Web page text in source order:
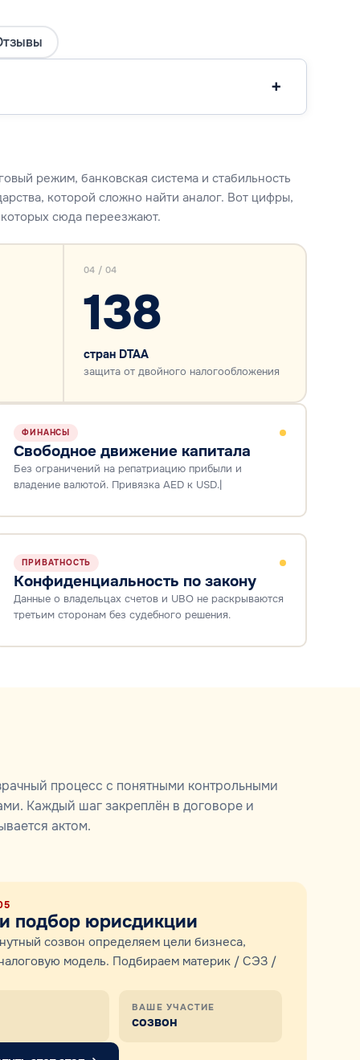
режим, банковская система и стабильность
которой сложно найти аналог. Вот цифры,
сюда переезжают.
04 / 04
138
стран DTAA
защита от двойного налогообложения
ФИНАНСЫ
Свободное движение капитала
Без ограничений на репатриацию прибыли и
владение валютой. Привязка AED к USD.|
ПРИВАТНОСТЬ
Конфиденциальность по закону
Данные о владельцах счетов и UBO не раскрываются
третьим сторонам без судебного решения.
процесс с понятными контрольными
Каждый шаг закреплён в договоре и
актом.
подбор юрисдикции
созвон определяем цели бизнеса,
модель. Подбираем материк / СЭЗ /
ВАШЕ УЧАСТИЕ
созвон